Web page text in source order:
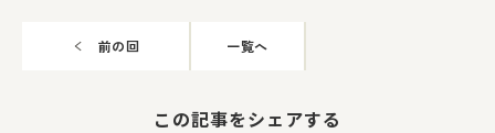
前の回 一覧へ
この記事をシェアする